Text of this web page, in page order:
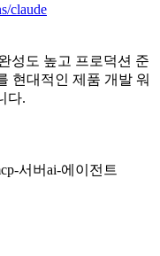
claude
성도 높고 프로덕션 준
현대적인 제품 개발 워
다.
서버ai-에이전트